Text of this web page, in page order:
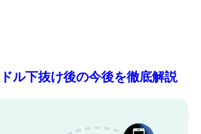
ル下抜け後の今後を徹底解説